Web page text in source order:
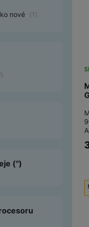
iSpace
nové (1 )
)
(")